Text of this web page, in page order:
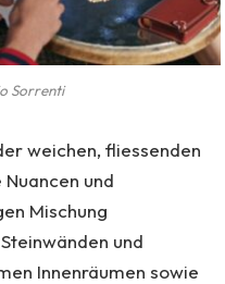
Sorrenti
weichen, fliessenden
und
Mischung
und
Innenräumen sowie